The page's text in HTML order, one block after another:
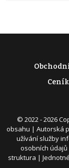
Ceník
© 2022 - 2026
obsahu | Autorská
užívání služby
osobních údajů
struktura |